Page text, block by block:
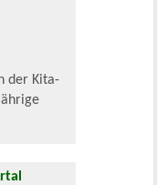
der Kita-